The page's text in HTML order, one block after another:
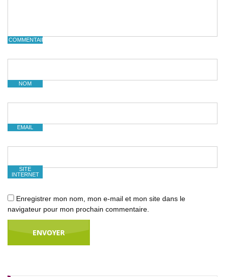
COMMENTAIRE
NOM
EMAIL
SITE
INTERNET
Enregistrer mon nom, mon e-mail et mon site dans le
navigateur pour mon prochain commentaire.